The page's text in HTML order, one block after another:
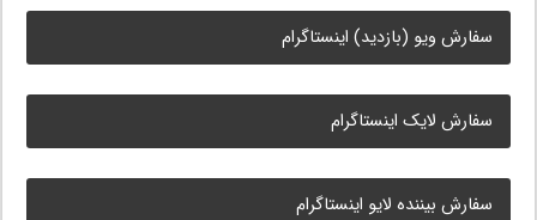
سفارش ویو (بازدید) اینستاگرام
سفارش لایک اینستاگرام
سفارش بیننده لایو اینستاگرام